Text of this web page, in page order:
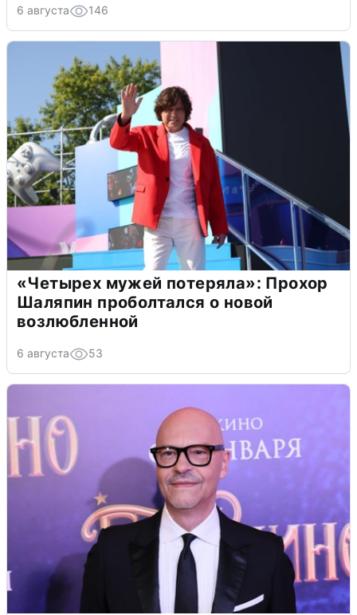
6 августа 146
«Четырех мужей потеряла»: Прохор
Шаляпин проболтался о новой
возлюбленной
6 августа 53